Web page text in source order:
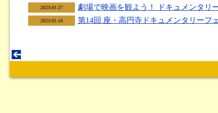
2023-01-27 劇場で映画を観よう！ ドキュメンタリ
2023-01-18 第14回 座・高円寺ドキュメンタリーフ